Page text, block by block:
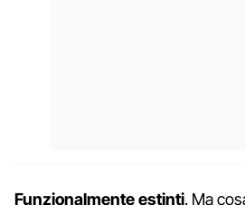
Funzionalmente estinti. Ma